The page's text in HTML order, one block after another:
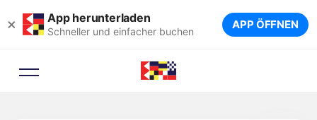
× App herunterladen
Schneller und einfacher buchen APP ÖFFNEN